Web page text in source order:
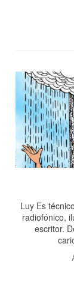
Luy Es
radiofónico,
escritor.